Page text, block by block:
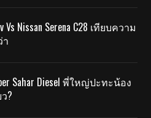
Vs Nissan Serena C28 เทียบความ
Sahar Diesel พี่ใหญ่ปะทะน้อง
?